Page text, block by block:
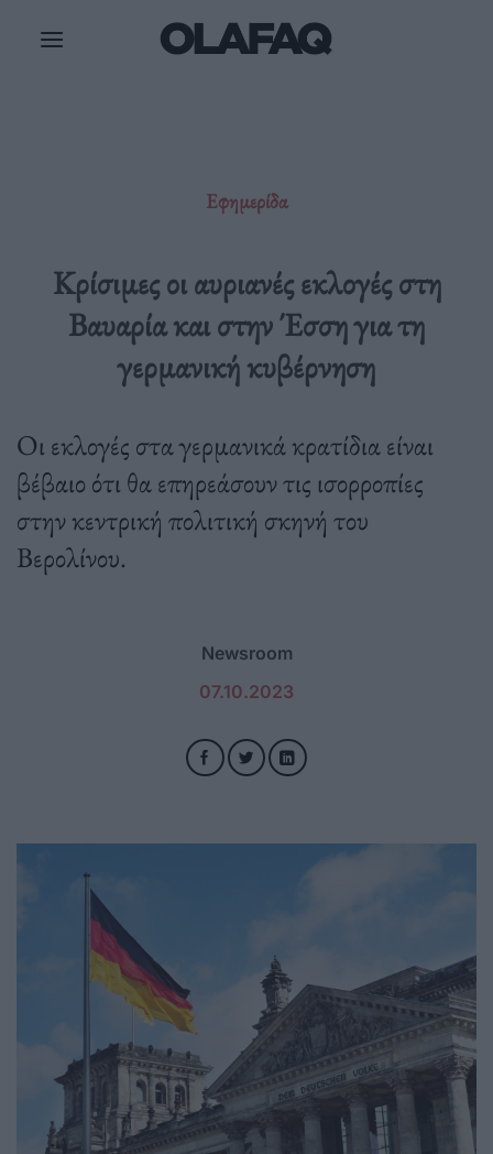
Εφημερίδα
Κρίσιμες οι αυριανές εκλογές στη
Βαυαρία και στην Έσση για τη
γερμανική κυβέρνηση
Οι εκλογές στα γερμανικά κρατίδια είναι
βέβαιο ότι θα επηρεάσουν τις ισορροπίες
στην κεντρική πολιτική σκηνή του
Βερολίνου.
Newsroom
07.10.2023